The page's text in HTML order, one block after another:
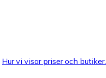
Hur vi visar priser och butiker.